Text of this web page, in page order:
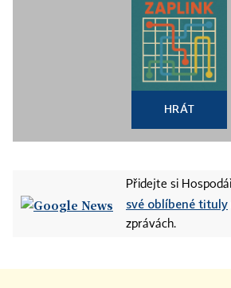
HRÁT
Přidejte si
své oblíbené tituly
zprávách.